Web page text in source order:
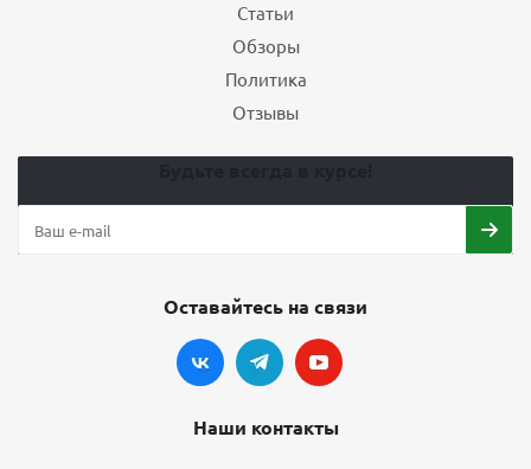
Статьи
Обзоры
Политика
Отзывы
Оставайтесь на связи
Наши контакты